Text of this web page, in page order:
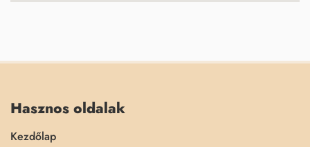
Hasznos oldalak
Kezdőlap